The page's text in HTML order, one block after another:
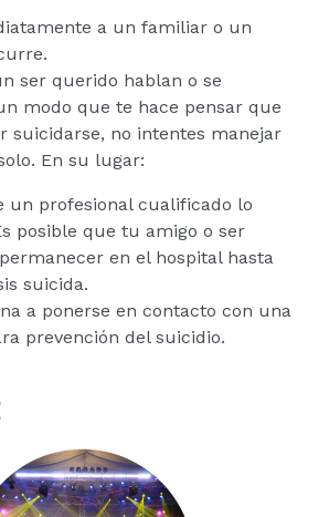
a un familiar o un
ser querido hablan o se
modo que te hace pensar que
suicidarse, no intentes manejar
En su lugar:
un profesional cualificado lo
posible que tu amigo o ser
en el hospital hasta
suicida.
a ponerse en contacto con una
prevención del suicidio.